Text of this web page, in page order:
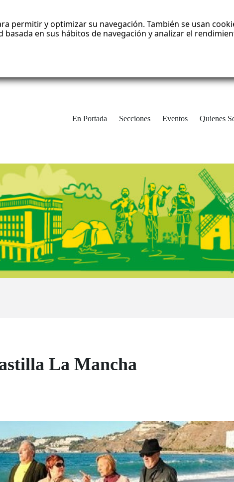
permitir y optimizar su navegación. También se usan
en sus hábitos de navegación y analizar el
En Portada Secciones Eventos Quienes
La Mancha